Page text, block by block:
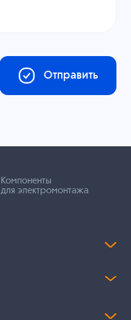
Отправить
Компоненты
для электромонтажа